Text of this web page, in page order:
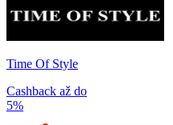
Time Of Style
Cashback až do
5%